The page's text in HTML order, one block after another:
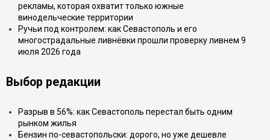
рекламы, которая охватит только южные
винодельческие территории
Ручьи под контролем: как Севастополь и его
многострадальные ливнёвки прошли проверку ливнем 9
июля 2026 года
Выбор редакции
Разрыв в 56%: как Севастополь перестал быть одним
рынком жилья
Бензин по-севастопольски: дорого, но уже дешевле